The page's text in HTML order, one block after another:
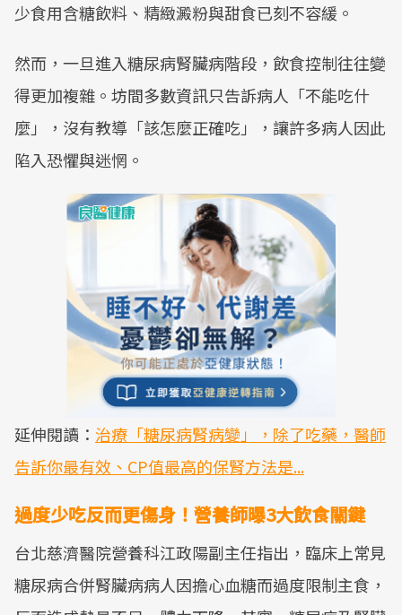
少食用含糖飲料、精緻澱粉與甜食已刻不容緩。
然而，一旦進入糖尿病腎臟病階段，飲食控制往往變
得更加複雜。坊間多數資訊只告訴病人「不能吃什
麼」，沒有教導「該怎麼正確吃」，讓許多病人因此
陷入恐懼與迷惘。
延伸閱讀： 治療「糖尿病腎病變」，除了吃藥，醫師
告訴你最有效、CP值最高的保腎方法是...
過度少吃反而更傷身！營養師曝3大飲食關鍵
台北慈濟醫院營養科江政陽副主任指出，臨床上常見
糖尿病合併腎臟病病人因擔心血糖而過度限制主食，